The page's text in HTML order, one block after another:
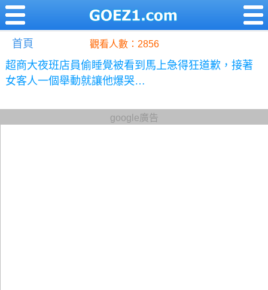
首頁 觀看人數：2856
超商大夜班店員偷睡覺被看到馬上急得狂道歉，接著
女客人一個舉動就讓他爆哭…
google廣告